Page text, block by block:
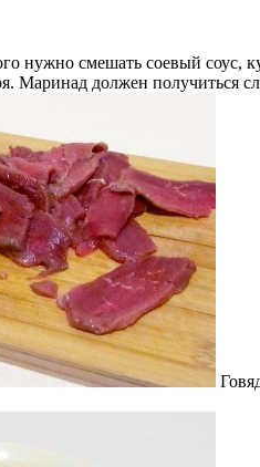
нужно смешать соевый соус,
Маринад должен получиться